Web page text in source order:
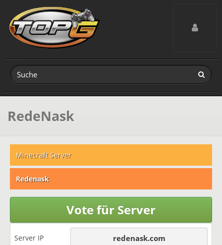
Toggle
RedeNask
Minecraft Server
Redenask
Vote für Server
Server IP redenask.com